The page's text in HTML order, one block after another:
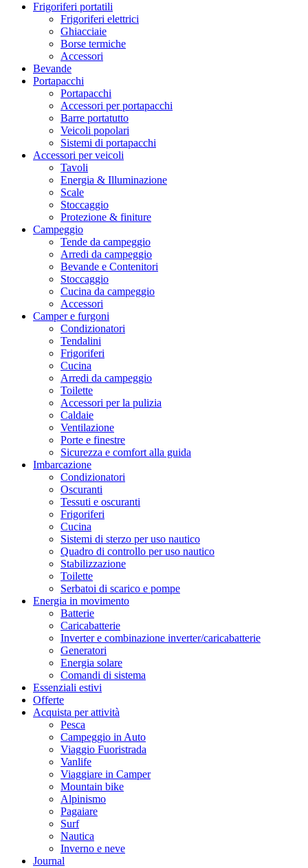
Frigoriferi portatili
Frigoriferi elettrici
Ghiacciaie
Borse termiche
Accessori
Bevande
Portapacchi
Portapacchi
Accessori per portapacchi
Barre portatutto
Veicoli popolari
Sistemi di portapacchi
Accessori per veicoli
Tavoli
Energia & Illuminazione
Scale
Stoccaggio
Protezione & finiture
Campeggio
Tende da campeggio
Arredi da campeggio
Bevande e Contenitori
Stoccaggio
Cucina da campeggio
Accessori
Camper e furgoni
Condizionatori
Tendalini
Frigoriferi
Cucina
Arredi da campeggio
Toilette
Accessori per la pulizia
Caldaie
Ventilazione
Porte e finestre
Sicurezza e comfort alla guida
Imbarcazione
Condizionatori
Oscuranti
Tessuti e oscuranti
Frigoriferi
Cucina
Sistemi di sterzo per uso nautico
Quadro di controllo per uso nautico
Stabilizzazione
Toilette
Serbatoi di scarico e pompe
Energia in movimento
Batterie
Caricabatterie
Inverter e combinazione inverter/caricabatterie
Generatori
Energia solare
Comandi di sistema
Essenziali estivi
Offerte
Acquista per attività
Pesca
Campeggio in Auto
Viaggio Fuoristrada
Vanlife
Viaggiare in Camper
Mountain bike
Alpinismo
Pagaiare
Surf
Nautica
Inverno e neve
Journal